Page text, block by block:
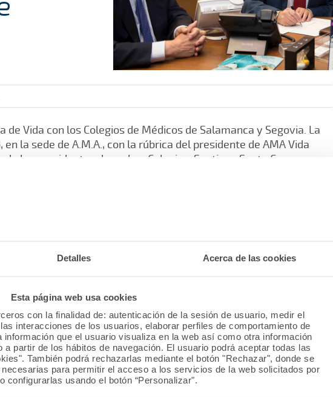
Detalles Acerca de las cookies
Esta página web usa cookies
con la finalidad de: autenticación de la sesión de usuario, medir el
interacciones de los usuarios, elaborar perfiles de comportamiento de
que el usuario visualiza en la web así como otra información
partir de los hábitos de navegación. El usuario podrá aceptar todas las
También podrá rechazarlas mediante el botón "Rechazar", donde se
para permitir el acceso a los servicios de la web solicitados por
configurarlas usando el botón “Personalizar".
Vida con los Colegios de Médicos de Salamanca y Segovia. La
la sede de A.M.A., con la rúbrica del presidente de AMA Vida
los presidentes de ambos Colegios, Santiago Santa Cruz
de la mutua, ambas instituciones renovaron, a través de la
de A.M.A., Luis Campos.
la confianza depositada en A.M.A. Grupo como mejor garante de
a sus colegiados.